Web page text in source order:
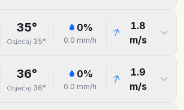
35°
Osjećaj 35°
0%
0.0 mm/h
1.8
m/s
36°
Osjećaj 36°
0%
0.0 mm/h
1.9
m/s